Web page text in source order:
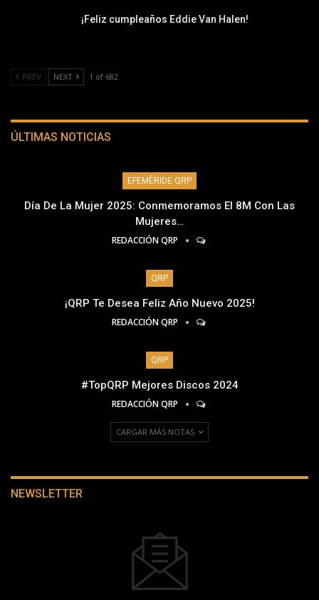
¡Feliz cumpleaños Eddie Van Halen!
PREV NEXT 1 of 682
ÚLTIMAS NOTICIAS
EFEMÉRIDE QRP
Día De La Mujer 2025: Conmemoramos El 8M Con Las
Mujeres…
REDACCIÓN QRP
QRP
¡QRP Te Desea Feliz Año Nuevo 2025!
REDACCIÓN QRP
QRP
#TopQRP Mejores Discos 2024
REDACCIÓN QRP
CARGAR MÁS NOTAS
NEWSLETTER